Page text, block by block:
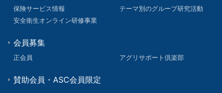
保険サービス情報
テーマ別のグループ研究活動
安全衛生オンライン研修事業
会員募集
正会員 アグリサポート倶楽部
賛助会員・ASC会員限定